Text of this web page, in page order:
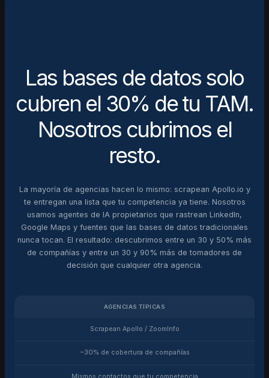
Las bases de datos solo
cubren el 30% de tu TAM.
Nosotros cubrimos el
resto.
La mayoría de agencias hacen lo mismo: scrapean Apollo.io y
te entregan una lista que tu competencia ya tiene. Nosotros
usamos agentes de IA propietarios que rastrean LinkedIn,
Google Maps y fuentes que las bases de datos tradicionales
nunca tocan. El resultado: descubrimos entre un 30 y 50% más
de compañías y entre un 30 y 90% más de tomadores de
decisión que cualquier otra agencia.
AGENCIAS TÍPICAS
Scrapean Apollo / ZoomInfo
~30% de cobertura de compañías
Mismos contactos que tu competencia